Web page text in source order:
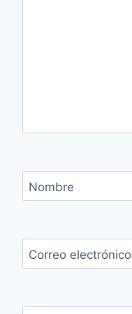
Nombre
Correo electrónico